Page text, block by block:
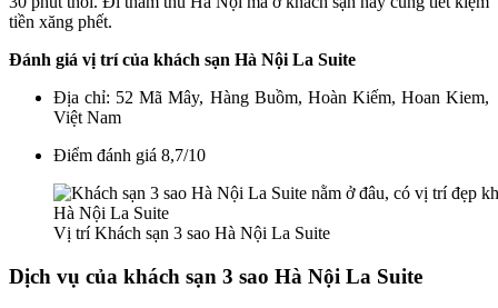
tiền xăng phết.
Đánh giá vị trí của khách sạn Hà Nội La Suite
Địa chỉ: 52 Mã Mây, Hàng Buồm, Hoàn Kiếm, Hoan Kiem,
Việt Nam
Điểm đánh giá 8,7/10
Vị trí Khách sạn 3 sao Hà Nội La Suite
Dịch vụ của khách sạn 3 sao Hà Nội La Suite